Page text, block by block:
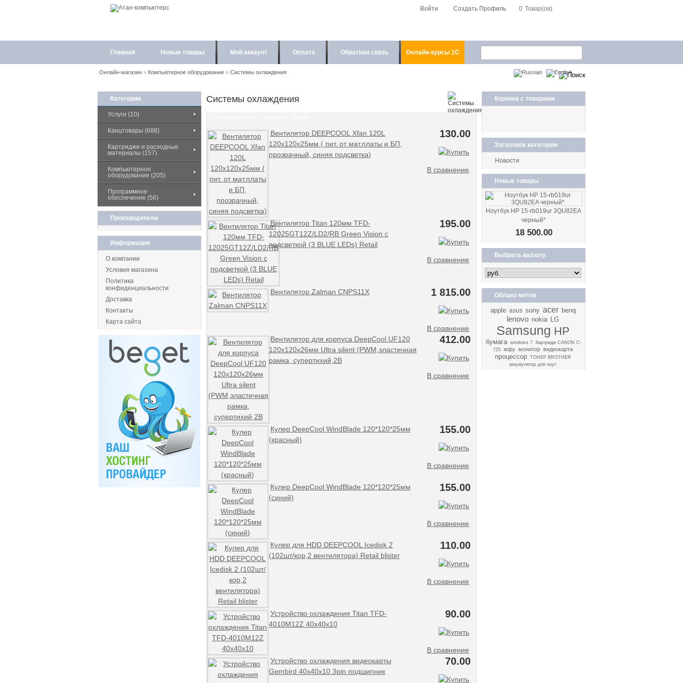
Войти Создать Профиль 0 Товар(ов)
Главная Новые товары Мой аккаунт Оплата Обратная связь Онлайн-курсы 1С
Онлайн-магазин» Компьютерное оборудование» Системы охлаждения
Категории
Услуги (10)
Канцтовары (688)
Картриджи и расходные
материалы (157)
Компьютерное
оборудование (205)
Программное
обеспечение (56)
Производители
Информация
О компании
Условия магазина
Политика
конфиденциальности
Доставка
Контакты
Карта сайта
Системы охлаждения
Вентилятор DEEPCOOL Xfan 120L
120x120x25мм ( пит. от мат.платы и БП,
прозрачный, синяя подсветка)
130.00
В сравнение
Вентилятор Titan 120мм TFD-
12025GT12Z/LD2/RB Green Vision с
подсветкой (3 BLUE LEDs) Retail
195.00
В сравнение
Вентилятор Zalman CNPS11X 1 815.00
В сравнение
Вентилятор для корпуса DeepCool UF120
120x120x26мм Ultra silent (PWM,эластичная
рамка, супертихий,2B
412.00
В сравнение
Кулер DeepCool WindBlade 120*120*25мм
(красный)
155.00
В сравнение
Кулер DeepCool WindBlade 120*120*25мм
(синий)
155.00
В сравнение
Кулер для HDD DEEPCOOL Icedisk 2
(102шт/кор,2 вентилятора) Retail blister
110.00
В сравнение
Устройство охлаждения Titan TFD-
4010M12Z 40x40x10
90.00
В сравнение
Устройство охлаждения видеокарты
Gembird 40x40x10 3pin подшипник
70.00
Корзина с товарами
Заголовок категории
Новости
Новые товары
Ноутбук HP 15-rb019ur 3QU82EA
черный*
18 500.00
Выбрать валюту
Облако меток
apple asus sony acer benq
lenovo nokia LG
Samsung HP
бумага windows 7
Картридж CANON C-
725 мфу монитор видеокарта
процессор
ТОНЕР BROTHER
аккумулятор для ноут